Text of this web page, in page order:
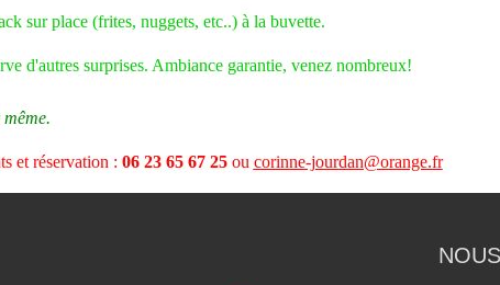
sur place (frites, nuggets, etc..) à la buvette.
d'autres surprises. Ambiance garantie, venez nombreux!
et réservation : 06 23 65 67 25ou corinne-jourdan@orange.fr